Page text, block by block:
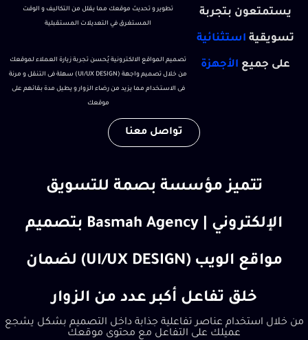
يستمتعون بتجربة
تسويقية استثنائية
على جميع الأجهزة
تطوير و تحديث موقعك مما يقلل من التكاليف و الوقت
المستغرق في التعديلات المستقبلية
تصميم المواقع الالكترونية يُحسن تجربة زيارة العملاء لموقعك
من خلال تصميم واجهة (UI/UX DESIGN) سهلة فى التنقل و مرنة
فى الاستخدام مما يزيد من رضاء الزوار و يطيل مدة بقائهم على
موقعك
تواصل معنا
تتميز مؤسسة بصمة للتسويق
الإلكتروني | Basmah Agency بتصميم
مواقع الويب (UI/UX DESIGN) لضمان
خلق تفاعل أكبر عدد من الزوار
من خلال استخدام عناصر تفاعلية جذابة داخل التصميم بشكل يشجع
عميلك على التفاعل مع محتوى موقعك